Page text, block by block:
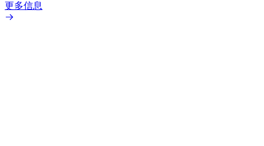
更多信息